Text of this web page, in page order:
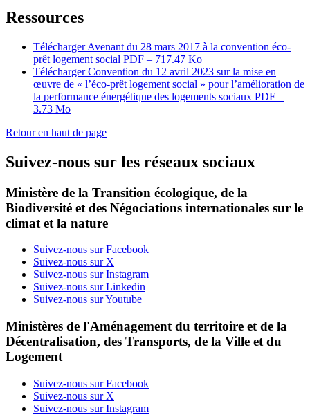
Ressources
Télécharger Avenant du 28 mars 2017 à la convention éco-
prêt logement social PDF – 717.47 Ko
Télécharger Convention du 12 avril 2023 sur la mise en
œuvre de « l’éco-prêt logement social » pour l’amélioration de
la performance énergétique des logements sociaux PDF –
3.73 Mo
Retour en haut de page
Suivez-nous sur les réseaux sociaux
Ministère de la Transition écologique, de la
Biodiversité et des Négociations internationales sur le
climat et la nature
Suivez-nous sur Facebook
Suivez-nous sur X
Suivez-nous sur Instagram
Suivez-nous sur Linkedin
Suivez-nous sur Youtube
Ministères de l'Aménagement du territoire et de la
Décentralisation, des Transports, de la Ville et du
Logement
Suivez-nous sur Facebook
Suivez-nous sur X
Suivez-nous sur Instagram